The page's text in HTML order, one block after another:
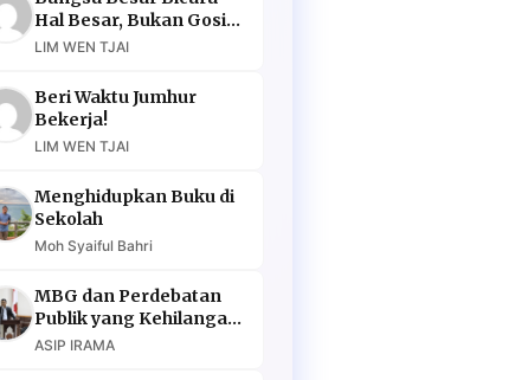
Hal Besar, Bukan Gosip
Murahan
LIM WEN TJAI
Beri Waktu Jumhur
Bekerja!
LIM WEN TJAI
Menghidupkan Buku di
Sekolah
Moh Syaiful Bahri
MBG dan Perdebatan
Publik yang Kehilangan
Argumen
ASIP IRAMA